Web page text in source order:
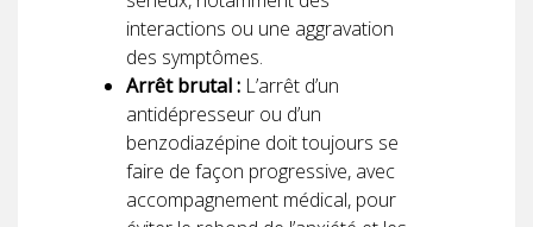
interactions ou une aggravation
des symptômes.
Arrêt brutal : L’arrêt d’un
antidépresseur ou d’un
benzodiazépine doit toujours se
faire de façon progressive, avec
accompagnement médical, pour